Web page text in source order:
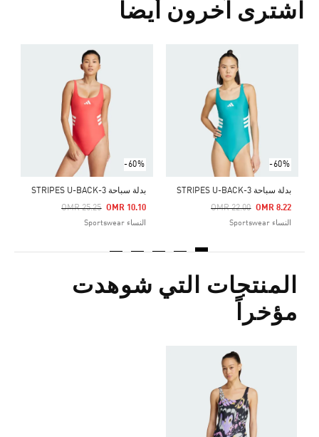
اشترى آخرون أيضا
-60%
بدلة سباحة 3-STRIPES U-BACK
Price Reduced From
OMR 22.00
To OMR 8.22
النساء Sportswear
-60%
بدلة سباحة 3-STRIPES U-BACK
Price Reduced From
OMR 25.25
To OMR 10.10
النساء Sportswear
Price Reduced From
المنتجات التي شوهدت
مؤخراً